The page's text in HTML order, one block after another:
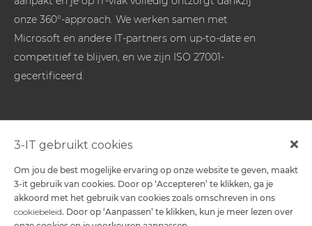
3-IT gebruikt cookies
Om jou de best mogelijke ervaring op onze website te geven, maakt
3-it gebruik van cookies. Door op ‘Accepteren’ te klikken, ga je
akkoord met het gebruik van cookies zoals omschreven in ons
cookiebeleid. Door op ‘Aanpassen’ te klikken, kun je meer lezen over
onze 360°-approach. We werken samen met
Microsoft en andere IT-partners om up-to-date en
competitief te blijven, en we zijn ISO 27001-
gecertificeerd.
-
Contact